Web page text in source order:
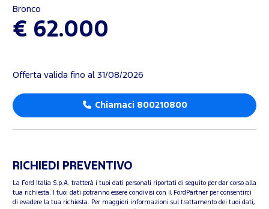
Bronco
€ 62.000
Offerta valida fino al 31/08/2026
Chiamaci 800210800
RICHIEDI PREVENTIVO
La Ford Italia S.p.A. tratterà i tuoi dati personali riportati di seguito per dar corso alla
tua richiesta. I tuoi dati potranno essere condivisi con il FordPartner per consentirci
di evadere la tua richiesta. Per maggiori informazioni sul trattamento dei tuoi dati,